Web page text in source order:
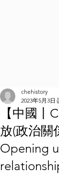
【中國丨
放(政治關
Opening
chehistory
2023年5月3日